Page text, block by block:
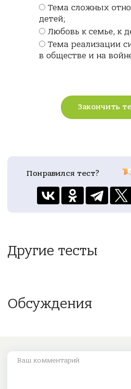
Тема сложных
детей;
Любовь к семье, к
Тема реализации
в обществе и на
Закончить
Понравился тест?
Другие тесты
Обсуждения